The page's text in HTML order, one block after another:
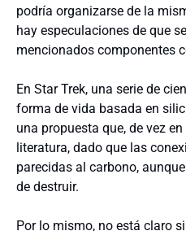
podría organizarse de la
hay especulaciones de que
mencionados componentes
En Star Trek, una serie de
forma de vida basada en
una propuesta que, de vez
literatura, dado que las
parecidas al carbono,
de destruir.
Por lo mismo, no está claro